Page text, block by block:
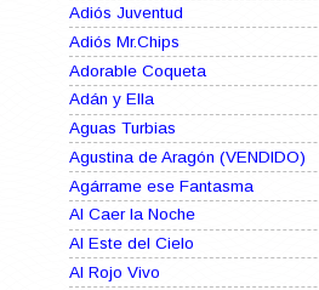
Adiós Juventud
Adiós Mr.Chips
Adorable Coqueta
Adán y Ella
Aguas Turbias
Agustina de Aragón (VENDIDO)
Agárrame ese Fantasma
Al Caer la Noche
Al Este del Cielo
Al Rojo Vivo